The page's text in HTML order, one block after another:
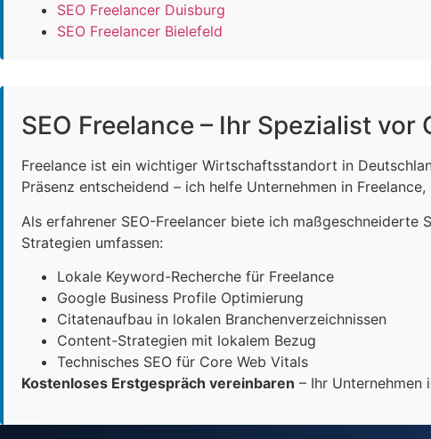
SEO Freelancer Duisburg
SEO Freelancer Bielefeld
SEO Freelance – Ihr Spezialist vor
Freelance ist ein wichtiger Wirtschaftsstandort in
Präsenz entscheidend – ich helfe Unternehmen in
Als erfahrener SEO-Freelancer biete ich maßgeschneiderte
Strategien umfassen:
Lokale Keyword-Recherche für Freelance
Google Business Profile Optimierung
Citatenaufbau in lokalen Branchenverzeichnissen
Content-Strategien mit lokalem Bezug
Technisches SEO für Core Web Vitals
Kostenloses Erstgespräch vereinbaren – Ihr Unternehmen